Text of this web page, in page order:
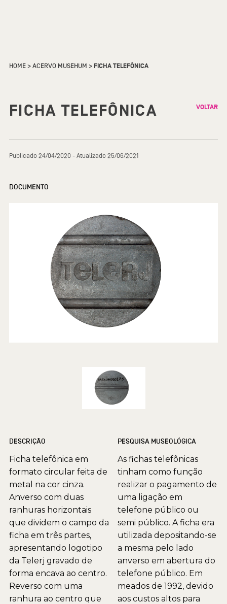
HOME>ACERVO MUSEHUM >FICHA TELEFÔNICA
FICHA TELEFÔNICA VOLTAR
Publicado 24/04/2020 - Atualizado 25/06/2021
DOCUMENTO
DESCRIÇÃO
Ficha telefônica em
formato circular feita de
metal na cor cinza.
Anverso com duas
ranhuras horizontais
que dividem o campo da
ficha em três partes,
apresentando logotipo
da Telerj gravado de
forma encava ao centro.
Reverso com uma
ranhura ao centro que
PESQUISA MUSEOLÓGICA
As fichas telefônicas
tinham como função
realizar o pagamento de
uma ligação em
telefone público ou
semi público. A ficha era
utilizada depositando-se
a mesma pelo lado
anverso em abertura do
telefone público. Em
meados de 1992, devido
aos custos altos para